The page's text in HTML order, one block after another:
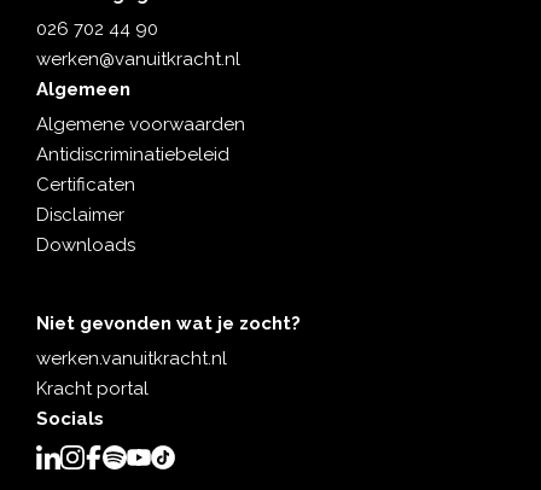
026 702 44 90
werken@vanuitkracht.nl
Algemeen
Algemene voorwaarden
Antidiscriminatiebeleid
Certificaten
Disclaimer
Downloads
Niet gevonden wat je zocht?
werken.vanuitkracht.nl
Kracht portal
Socials